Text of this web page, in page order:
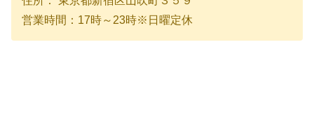
営業時間：17時～23時※日曜定休